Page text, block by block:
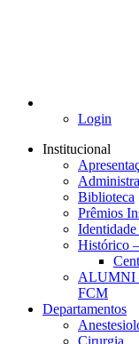
Login
Institucional
Biblioteca
Prêmios
Histórico
ALUMNI
FCM
Departamentos
Cirurgia